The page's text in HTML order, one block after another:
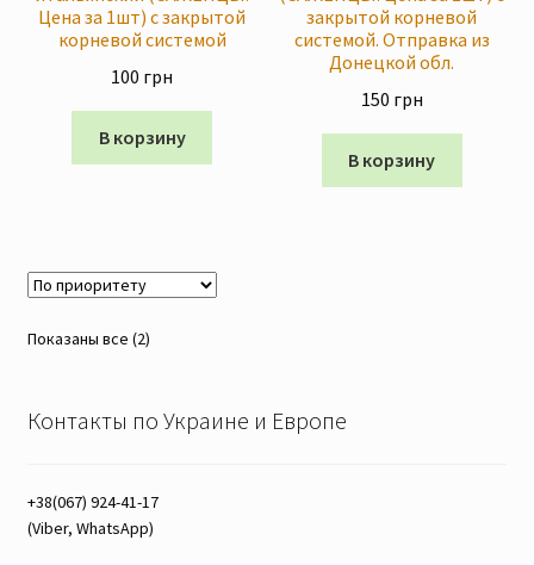
Скидки
Цена за 1шт) с закрытой
корневой системой
100 грн
В корзину
закрытой корневой
системой. Отправка из
Донецкой обл.
150 грн
В корзину
Показаны все (2)
Контакты по Украине и Европе
+38(067) 924-41-17
(Viber, WhatsApp)